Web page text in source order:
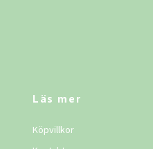
Läs mer
Köpvillkor